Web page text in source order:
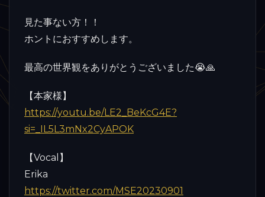
見た事ない方！！
ホントにおすすめします。
最高の世界観をありがとうございました😭🙏
【本家様】
https://youtu.be/LE2_BeKcG4E?
si=_IL5L3mNx2CyAPOK
【Vocal】
Erika
https://twitter.com/MSE20230901